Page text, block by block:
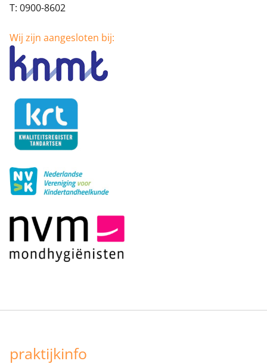
T: 0900-8602
Wij zijn aangesloten bij:
praktijkinfo